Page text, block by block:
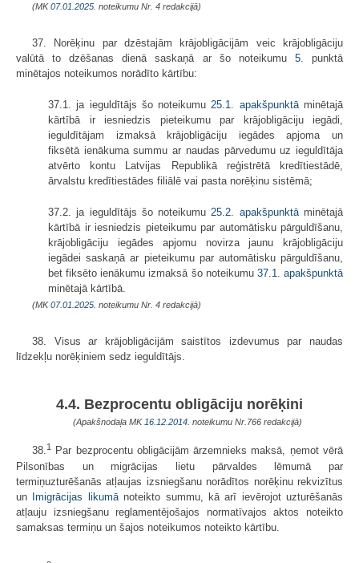
(MK07.01.2025. noteikumu Nr. 4 redakcijā)
37. Norēķinu par dzēstajām krājobligācijām veic krājobligāciju
valūtā to dzēšanas dienā saskaņā ar šo noteikumu 5.
punktā
minētajos noteikumos norādīto kārtību:
37.1. ja ieguldītājs šo noteikumu 25.1. apakšpunktāminētajā
kārtībā ir iesniedzis pieteikumu par krājobligāciju iegādi,
ieguldītājam izmaksā krājobligāciju iegādes apjoma un
fiksētā ienākuma summu ar naudas pārvedumu uz ieguldītāja
atvērto kontu Latvijas Republikā reģistrētā kredītiestādē,
ārvalstu kredītiestādes filiālē vai pasta norēķinu sistēmā;
37.2. ja ieguldītājs šo noteikumu 25.2. apakšpunktāminētajā
kārtībā ir iesniedzis pieteikumu par automātisku pārguldīšanu,
krājobligāciju iegādes apjomu novirza jaunu krājobligāciju
iegādei saskaņā ar pieteikumu par automātisku pārguldīšanu,
bet fiksēto ienākumu izmaksā šo noteikumu 37.1. apakšpunktā
minētajā kārtībā.
(MK07.01.2025. noteikumu Nr. 4 redakcijā)
38. Visus ar krājobligācijām saistītos izdevumus par naudas
līdzekļu norēķiniem sedz ieguldītājs.
4.4. Bezprocentu obligāciju norēķini
(Apakšnodaļa MK 16.12.2014. noteikumu Nr.766 redakcijā)
38.1
Par bezprocentu obligācijām ārzemnieks maksā, ņemot vērā
Pilsonības un migrācijas lietu pārvaldes lēmumā par
termiņuzturēšanās atļaujas izsniegšanu norādītos norēķinu rekvizītus
un Imigrācijas likumānoteikto summu, kā arī ievērojot uzturēšanās
atļauju izsniegšanu reglamentējošajos normatīvajos aktos noteikto
samaksas termiņu un šajos noteikumos noteikto kārtību.